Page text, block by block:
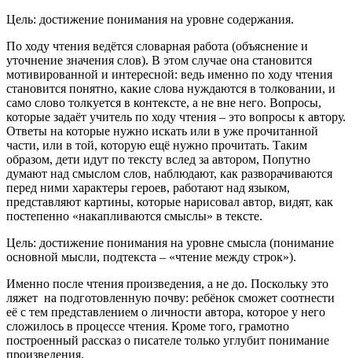
Цель: достижение понимания на уровне содержания.
По ходу чтения ведётся словарная работа (объяснение и
уточнение значения слов). В этом случае она становится
мотивированной и интересной: ведь именно по ходу чтения
становится понятно, какие слова нуждаются в толковании, и
само слово толкуется в контексте, а не вне него. Вопросы,
которые задаёт учитель по ходу чтения – это вопросы к автору.
Ответы на которые нужно искать или в уже прочитанной
части, или в той, которую ещё нужно прочитать. Таким
образом, дети идут по тексту вслед за автором, Попутно
думают над смыслом слов, наблюдают, как разворачиваются
перед ними характеры героев, работают над языком,
представляют картины, которые нарисовал автор, видят, как
постепенно «накапливаются смыслы» в тексте.
Цель: достижение понимания на уровне смысла (понимание
основной мысли, подтекста – «чтение между строк»).
Именно после чтения произведения, а не до. Поскольку это
ляжет на подготовленную почву: ребёнок сможет соотнести
её с тем представлением о личности автора, которое у него
сложилось в процессе чтения. Кроме того, грамотно
построенный рассказ о писателе только углубит понимание
произведения.